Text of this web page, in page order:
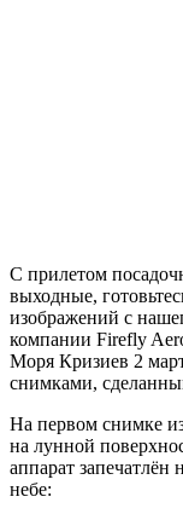
С прилетом
выходные,
изображений с
компании Firefly
Моря Кризиев 2
снимками,
На первом снимке
на лунной
аппарат
небе: